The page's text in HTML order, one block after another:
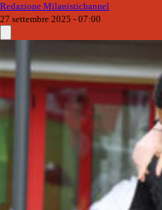
Redazione Milanistichannel
27 settembre 2025 - 07:00